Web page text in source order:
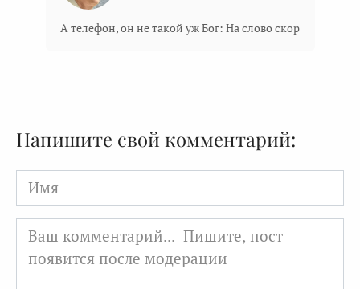
А телефон, он не такой уж Бог: На слово скор
Напишите свой комментарий:
Имя